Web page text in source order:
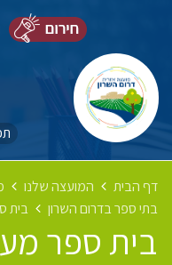
דף הבית המועצה שלנו
בתי ספר בדרום השרון
בית
בית ספר